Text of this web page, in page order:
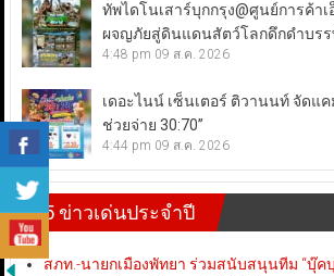
ทัพไดโนเสาร์บุกกรุง@ศูนย์การค้าเ
ผจญภัยสู่ดินแดนสัตว์โลกดึกดำบร
4:48 pm 09 ส.ค. 2026
เดอะไนน์ เซ็นเตอร์ ติวานนท์ จัดแค
ช่วยจ่าย 30:70”
4:44 pm 09 ส.ค. 2026
5 ข่าวเด่นประจำปี
สภท.-นายกเมืองพัทยา ร่วมสนับสนุนทีม “บุ๊ค